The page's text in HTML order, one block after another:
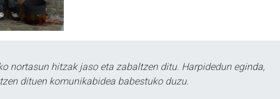
nortasun hitzak jaso eta zabaltzen ditu. Harpidedun eginda,
dituen komunikabidea babestuko duzu.